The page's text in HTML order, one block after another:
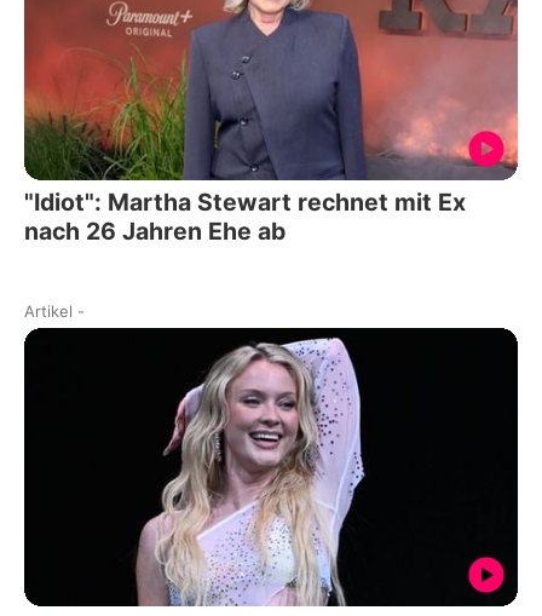
"Idiot": Martha Stewart rechnet mit Ex
nach 26 Jahren Ehe ab
Artikel -